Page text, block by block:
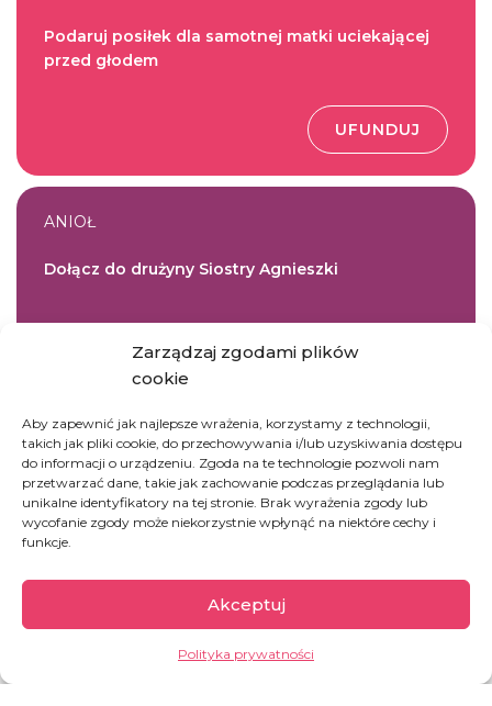
Zarządzaj zgodami plików
cookie
Aby zapewnić jak najlepsze wrażenia, korzystamy z technologii,
takich jak pliki cookie, do przechowywania i/lub uzyskiwania dostępu
do informacji o urządzeniu. Zgoda na te technologie pozwoli nam
przetwarzać dane, takie jak zachowanie podczas przeglądania lub
unikalne identyfikatory na tej stronie. Brak wyrażenia zgody lub
wycofanie zgody może niekorzystnie wpłynąć na niektóre cechy i
funkcje.
Akceptuj
Polityka prywatności
Podaruj posiłek dla samotnej matki uciekającej
przed głodem
UFUNDUJ
ANIOŁ
Dołącz do drużyny Siostry Agnieszki
DOŁĄCZ DO DRUŻYNY
DOBROCZYNNE
Ufunduj posiłek terapeutyczny dla dziecka z
chorobą głodową